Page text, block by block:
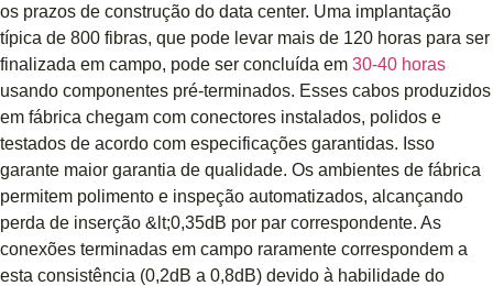
os prazos de construção do data center. Uma implantação
típica de 800 fibras, que pode levar mais de 120 horas para ser
finalizada em campo, pode ser concluída em 30-40 horas
usando componentes pré-terminados. Esses cabos produzidos
em fábrica chegam com conectores instalados, polidos e
testados de acordo com especificações garantidas. Isso
garante maior garantia de qualidade. Os ambientes de fábrica
permitem polimento e inspeção automatizados, alcançando
perda de inserção &lt;0,35dB por par correspondente. As
conexões terminadas em campo raramente correspondem a
esta consistência (0,2dB a 0,8dB) devido à habilidade do